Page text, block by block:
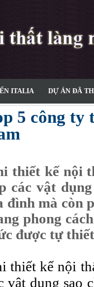
ITALIA DỰ ÁN ĐÃ
5 công ty
thiết kế nội
các vật
đình mà còn
phong
được tự
thiết kế nội
vật dụng sao